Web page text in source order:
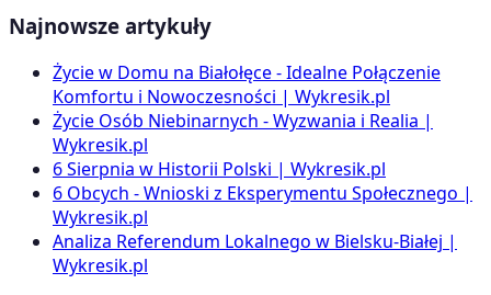
Najnowsze artykuły
Życie w Domu na Białołęce - Idealne Połączenie
Komfortu i Nowoczesności | Wykresik.pl
Życie Osób Niebinarnych - Wyzwania i Realia |
Wykresik.pl
6 Sierpnia w Historii Polski | Wykresik.pl
6 Obcych - Wnioski z Eksperymentu Społecznego |
Wykresik.pl
Analiza Referendum Lokalnego w Bielsku-Białej |
Wykresik.pl